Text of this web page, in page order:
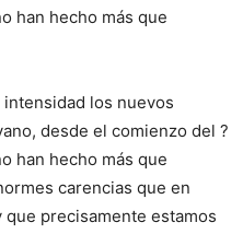
han hecho más que
los nuevos
desde el comienzo del ?
han hecho más que
carencias que en
precisamente estamos